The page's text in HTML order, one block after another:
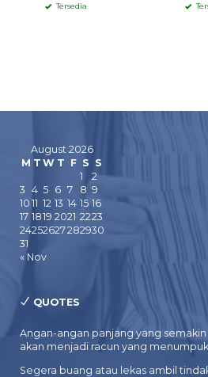
Tersedia
August 2026
M T W T F S S
« Nov
1
2
3 4 5 6 7 8 9
10 11 12 13 14 15 16
17 1819 2021 2223
24252627282930
31
QUOTES
Angan-angan panjang yang
akan menjadi racun yang
Segera buang atau lekas ambil